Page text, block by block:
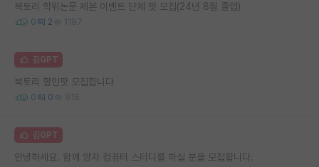
북토리 학위논문 제본 이벤트 단체 팟 모집(24년 8월 졸업)
0 2 1197
김GPT
북토리 할인팟 모집합니다
0 0 916
김GPT
안녕하세요. 함께 양자 컴퓨터 스터디를 하실 분을 모집합니다.